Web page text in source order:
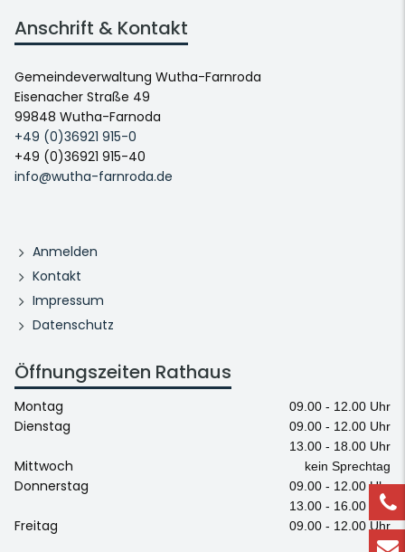
Anschrift & Kontakt
Gemeindeverwaltung Wutha-Farnroda
Eisenacher Straße 49
99848 Wutha-Farnoda
+49 (0)36921 915-0
+49 (0)36921 915-40
info@wutha-farnroda.de
Anmelden
Kontakt
Impressum
Datenschutz
Öffnungszeiten Rathaus
Montag 09.00 - 12.00 Uhr
Dienstag
09.00 - 12.00 Uhr
13.00 - 18.00 Uhr
Mittwoch kein Sprechtag
Donnerstag
09.00 - 12.00 Uhr
13.00 - 16.00 Uhr
Freitag 09.00 - 12.00 Uhr